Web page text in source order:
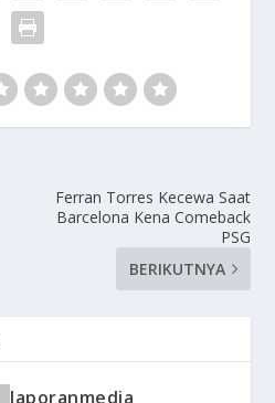
Ferran Torres Kecewa Saat
Barcelona Kena Comeback
PSG
BERIKUTNYA
laporanmedia